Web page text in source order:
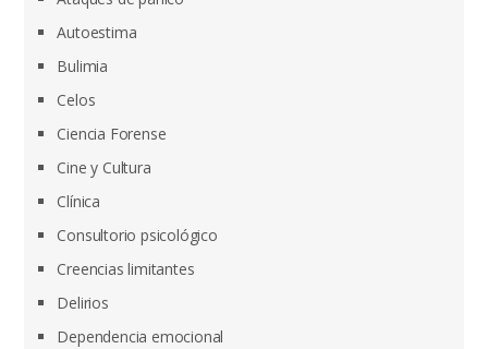
Autoestima
Bulimia
Celos
Ciencia Forense
Cine y Cultura
Clínica
Consultorio psicológico
Creencias limitantes
Delirios
Dependencia emocional